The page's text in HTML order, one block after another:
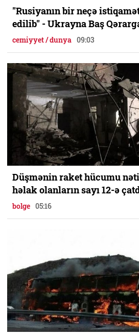
"Rusiyanın bir neçə
edilib" - Ukrayna Baş
cemiyyet / dunya 09:03
Düşmənin raket hücumu
həlak olanların sayı 12-ə
bolge 05:16